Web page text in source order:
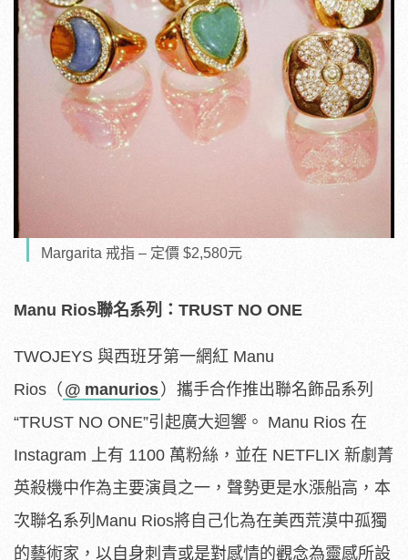
Margarita 戒指 – 定價 $2,580元
Manu Rios聯名系列： TRUST NO ONE
TWOJEYS 與西班牙第一網紅 Manu
Rios （ @ manurios ）攜手合作推出聯名飾品系列
“TRUST NO ONE”引起廣大迴響。 Manu Rios 在
Instagram 上有 1100 萬粉絲，並在 NETFLIX 新劇菁
英殺機中作為主要演員之一，聲勢更是水漲船高，本
次聯名系列 Manu Rios將自己化為在美西荒漠中孤獨
的藝術家，以自身刺青或是對感情的觀念為靈感所設